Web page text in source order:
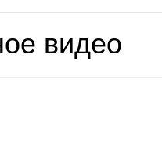
видео